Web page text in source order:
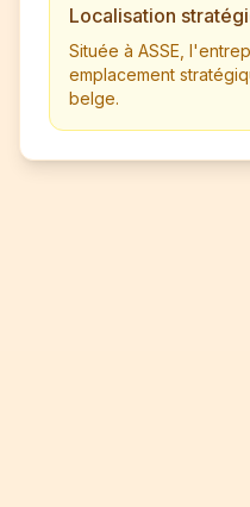
Localisation
Située à ASSE,
emplacement
belge.